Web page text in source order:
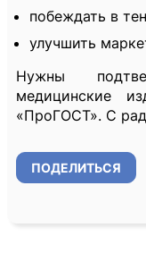
побеждать в
улучшить
Нужны
медицинские
«ПроГОСТ». С
ПОДЕЛИТЬСЯ